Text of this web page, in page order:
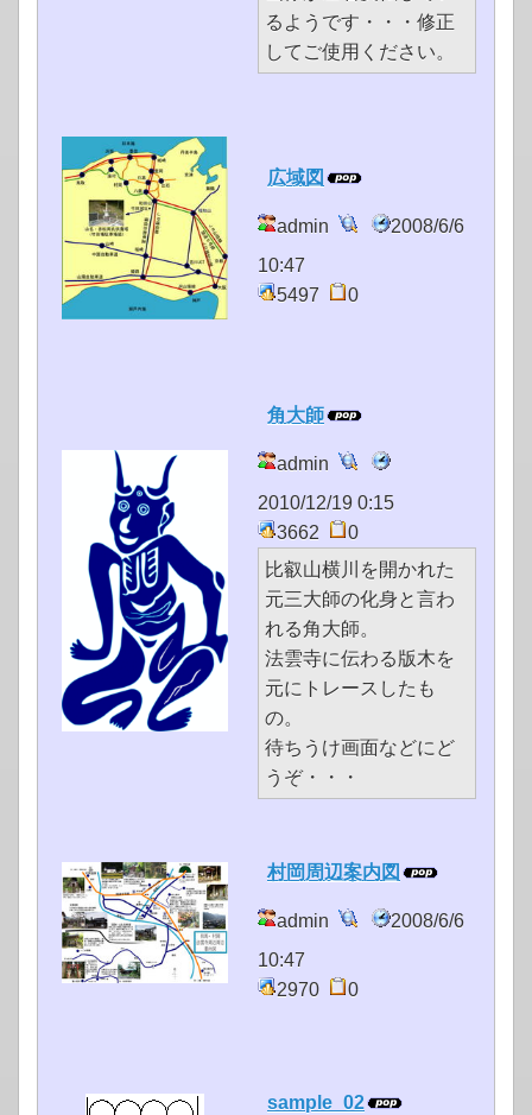
るようです・・・修正
してご使用ください。
広域図
admin
2008/6/6
10:47
5497
0
角大師
admin
2010/12/19 0:15
3662
0
比叡山横川を開かれた
元三大師の化身と言わ
れる角大師。
法雲寺に伝わる版木を
元にトレースしたも
の。
待ちうけ画面などにど
うぞ・・・
村岡周辺案内図
admin
2008/6/6
10:47
2970
0
sample_02